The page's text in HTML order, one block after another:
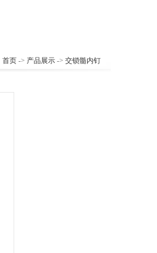
首页 -> 产品展示 -> 交锁髓内钉